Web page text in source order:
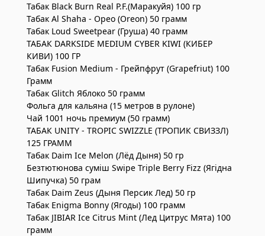
Табак Black Burn Real P.F.(Маракуйя) 100 гр
Табак Al Shaha - Орео (Oreon) 50 грамм
Табак Loud Sweetpear (Груша) 40 грамм
ТАБАК DARKSIDE MEDIUM CYBER KIWI (КИБЕР
КИВИ) 100 ГР
Табак Fusion Medium - Грейпфрут (Grapefriut) 100
Грамм
Табак Glitch Яблоко 50 грамм
Фольга для кальяна (15 метров в рулоне)
Чай 1001 ночь премиум (50 грамм)
ТАБАК UNITY - TROPIC SWIZZLE (ТРОПИК СВИЗЗЛ)
125 ГРАММ
Табак Daim Ice Melon (Лёд Дыня) 50 гр
Безтютюнова суміш Swipe Triple Berry Fizz (Ягідна
Шипучка) 50 грам
Табак Daim Zeus (Дыня Персик Лед) 50 гр
Табак Enigma Bonny (Ягоды) 100 грамм
Табак JIBIAR Ice Citrus Mint (Лед Цитрус Мята) 100
грамм